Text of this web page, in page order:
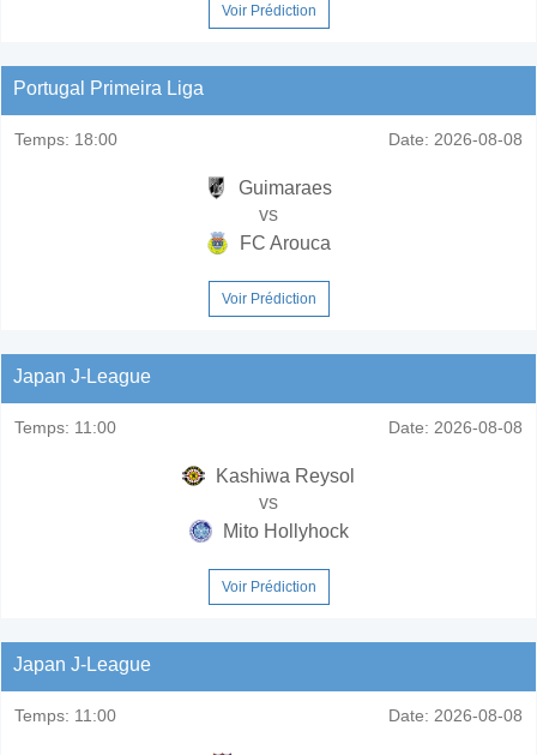
Voir Prédiction
Portugal Primeira Liga
Temps: 18:00 Date: 2026-08-08
Guimaraes
vs
FC Arouca
Voir Prédiction
Japan J-League
Temps: 11:00 Date: 2026-08-08
Kashiwa Reysol
vs
Mito Hollyhock
Voir Prédiction
Japan J-League
Temps: 11:00 Date: 2026-08-08